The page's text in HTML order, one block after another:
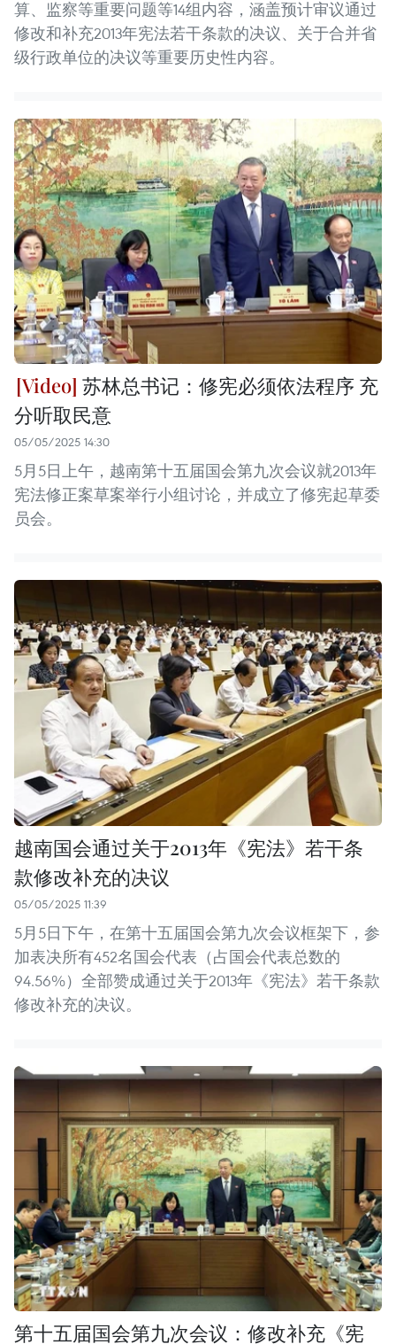
算、监察等重要问题等14组内容，涵盖预计审议通过
修改和补充2013年宪法若干条款的决议、关于合并省
级行政单位的决议等重要历史性内容。
苏林总书记：修宪必须依法程序 充
分听取民意
05/05/2025 14:30
5月5日上午，越南第十五届国会第九次会议就2013年
宪法修正案草案举行小组讨论，并成立了修宪起草委
员会。
越南国会通过关于2013年《宪法》若干条
款修改补充的决议
05/05/2025 11:39
5月5日下午，在第十五届国会第九次会议框架下，参
加表决所有452名国会代表（占国会代表总数的
94.56%）全部赞成通过关于2013年《宪法》若干条款
修改补充的决议。
第十五届国会第九次会议：修改补充《宪